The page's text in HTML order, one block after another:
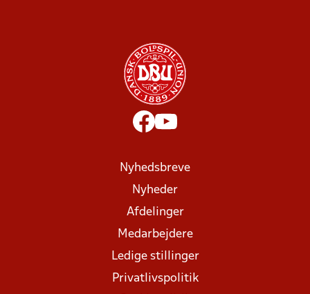
Nyhedsbreve
Nyheder
Afdelinger
Medarbejdere
Ledige stillinger
Privatlivspolitik